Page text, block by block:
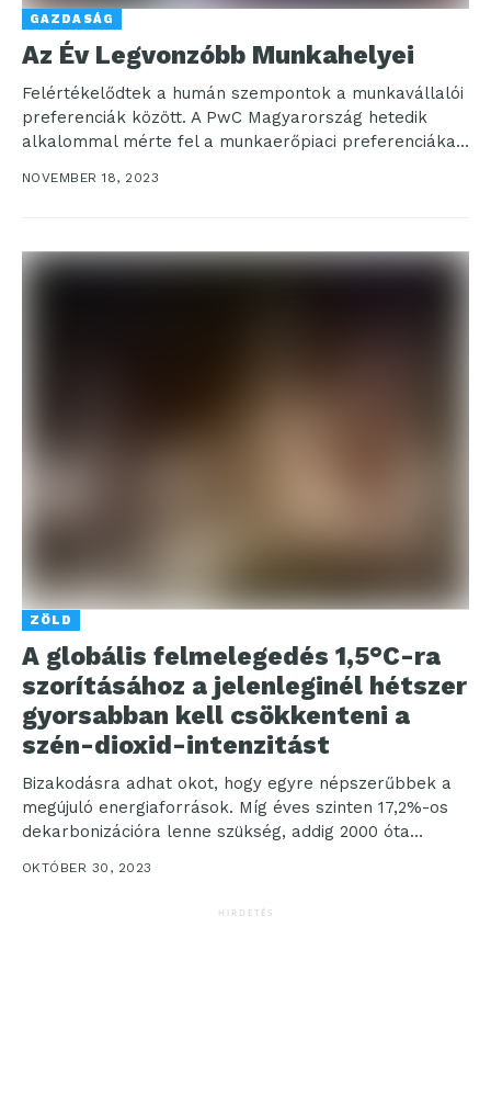
GAZDASÁG
Az Év Legvonzóbb Munkahelyei
Felértékelődtek a humán szempontok a munkavállalói
preferenciák között. A PwC Magyarország hetedik
alkalommal mérte fel a munkaerőpiaci preferenciákat
NOVEMBER 18, 2023
ZÖLD
A globális felmelegedés 1,5°C-ra
szorításához a jelenleginél hétszer
gyorsabban kell csökkenteni a
szén-dioxid-intenzitást
Bizakodásra adhat okot, hogy egyre népszerűbbek a
megújuló energiaforrások. Míg éves szinten 17,2%-os
dekarbonizációra lenne szükség, addig 2000 óta
OKTÓBER 30, 2023
HIRDETÉS